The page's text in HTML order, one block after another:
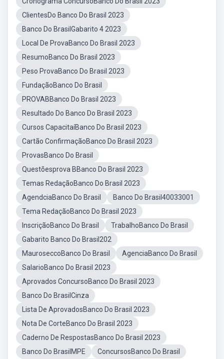
ClientesDo Banco Do Brasil 2023
Banco Do BrasilGabarito 4 2023
Local De ProvaBanco Do Brasil 2023
ResumoBanco Do Brasil 2023
Peso ProvaBanco Do Brasil 2023
FundaçãoBanco Do Brasil
PROVABBanco Do Brasil 2023
Resultado Do Banco Do Brasil 2023
Cursos CapacitaíBanco Do Brasil 2023
Cartão ConfirmaçãoBanco Do Brasil 2023
ProvasBanco Do Brasil
Questõesprova BBanco Do Brasil 2023
Temas RedaçãoBanco Do Brasil 2023
AgendciaBanco Do Brasil
Banco Do Brasil40033001
Tema RedaçãoBanco Do Brasil 2023
InscriçãoBanco Do Brasil
TrabalhoBanco Do Brasil
Gabarito Banco Do Brasil202
MauroseccoBanco Do Brasil
AgenciaBanco Do Brasil
SalarioBanco Do Brasil 2023
Aprovados ConcursoBanco Do Brasil 2023
Banco Do BrasilCinza
Lista De AprovadosBanco Do Brasil 2023
Nota De CorteBanco Do Brasil 2023
Caderno De RespostasBanco Do Brasil 2023
Banco Do BrasilMPE
ConcursosBanco Do Brasil